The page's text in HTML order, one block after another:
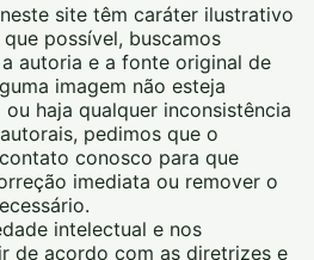
site têm caráter ilustrativo
possível, buscamos
autoria e a fonte original de
imagem não esteja
haja qualquer inconsistência
pedimos que o
conosco para que
imediata ou remover o
intelectual e nos
de acordo com as diretrizes e